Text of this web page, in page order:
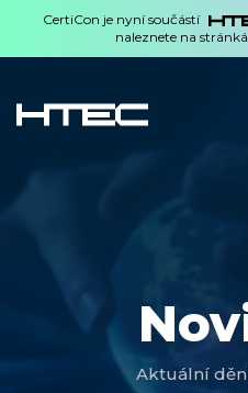
CertiCon je nyní součástí
naleznete na
Aktuální